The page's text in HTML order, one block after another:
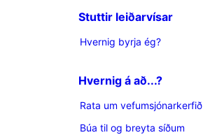
Stuttir leiðarvísar
Hvernig byrja ég?
Hvernig á að...?
Rata um vefumsjónarkerfið
Búa til og breyta síðum